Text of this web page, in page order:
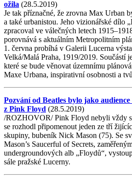
ožila (28.5.2019)
Je tak příznačné, že zrovna Max Urban
a také urbanistou. Jeho vizionářské dílo
zpracoval ve válečných letech
porovnává s aktuálním Metropolitním
1. června probíhá v Galerii Lucerna
Velká/Malá Praha, 1919/2019. Součástí
které se bude věnovat územnímu
Maxe Urbana, inspirativní osobnosti a
Pozvání od Beatles bylo jako
z Pink Floyd (28.5.2019)
/ROZHOVOR/ Pink Floyd nebyli vždy
se rozhodl připomenout jeden ze tří
skupiny, bubeník Nick Mason (75). Se
Mason’s Saucerful of Secrets,
undergroundových alb „Floydů“,
sále pražské Lucerny.